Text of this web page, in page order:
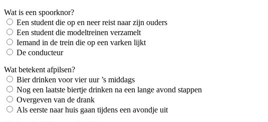
Wat is een spoorknor?
Een student die op en neer reist naar zijn ouders
Een student die modeltreinen verzamelt
Iemand in de trein die op een varken lijkt
De conducteur
Wat betekent afpilsen?
Bier drinken voor vier uur ’s middags
Nog een laatste biertje drinken na een lange avond stappen
Overgeven van de drank
Als eerste naar huis gaan tijdens een avondje uit